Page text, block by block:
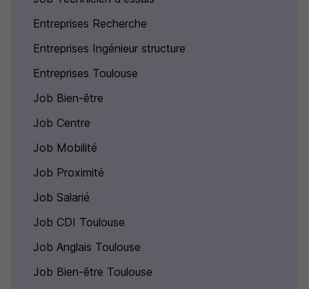
Entreprises Recherche
Entreprises Ingénieur structure
Entreprises Toulouse
Job Bien-être
Job Centre
Job Mobilité
Job Proximité
Job Salarié
Job CDI Toulouse
Job Anglais Toulouse
Job Bien-être Toulouse